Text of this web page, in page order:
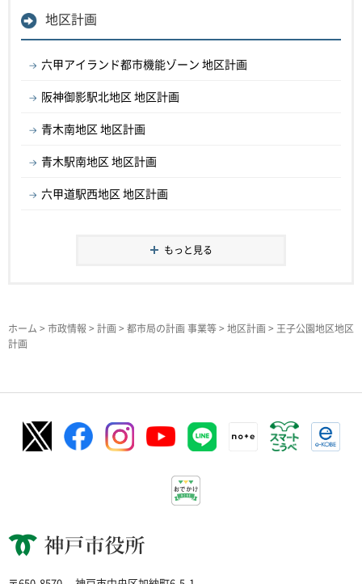
地区計画
六甲アイランド都市機能ゾーン 地区計画
阪神御影駅北地区 地区計画
青木南地区 地区計画
青木駅南地区 地区計画
六甲道駅西地区 地区計画
もっと見る
ホーム > 市政情報 > 計画> 都市局の計画 事業等> 地区計画> 王子公園地区地区
計画
神戸市役所